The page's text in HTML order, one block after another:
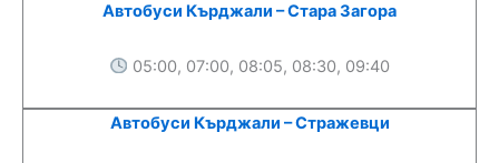
Автобуси Кърджали – Стара Загора
05:00, 07:00, 08:05, 08:30, 09:40
Автобуси Кърджали – Стражевци